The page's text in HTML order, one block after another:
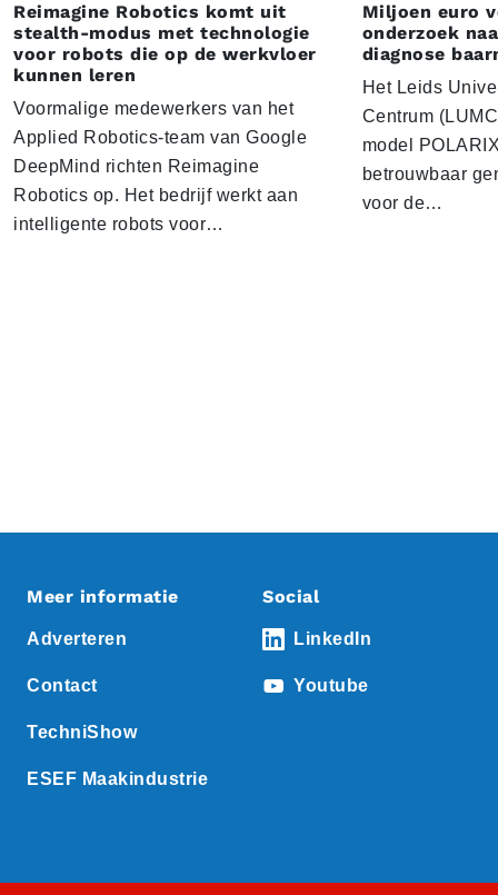
Reimagine Robotics komt uit
stealth-modus met technologie
voor robots die op de werkvloer
kunnen leren
Voormalige medewerkers van het
Applied Robotics-team van Google
DeepMind richten Reimagine
Robotics op. Het bedrijf werkt aan
intelligente robots voor…
Miljoen euro
onderzoek
diagnose
Het Leids
Centrum
model
betrouwbaar
voor de…
Meer informatie
Adverteren
Contact
TechniShow
ESEF Maakindustrie
Social
LinkedIn
Youtube